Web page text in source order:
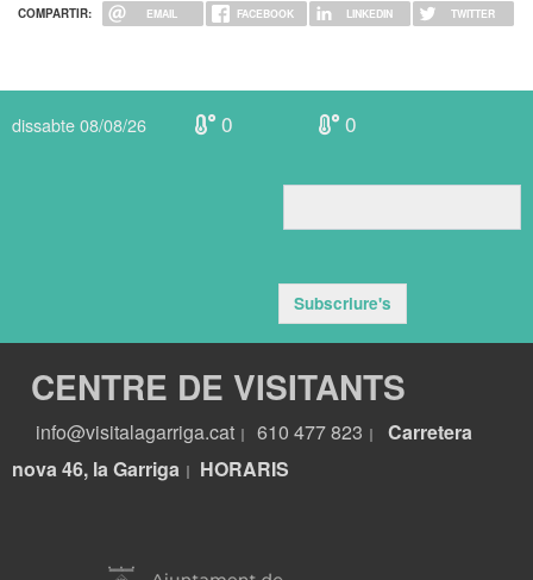
COMPARTIR: EMAIL FACEBOOK LINKEDIN TWITTER
dissabte 08/08/26 0 0
Subscriure's
CENTRE DE VISITANTS
info@visitalagarriga.cat 610 477 823
Carretera
nova 46, la Garriga
HORARIS